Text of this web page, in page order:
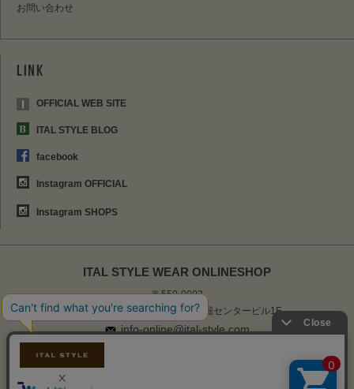
お問い合わせ
OFFICIAL WEB SITE
ITAL STYLE BLOG
facebook
Instagram OFFICIAL
Instagram SHOPS
ITAL STYLE WEAR ONLINESHOP
〒550-0003
大阪市西区京町堀1-17-16 京町堀センタービル1F
info-online@ital-style.com